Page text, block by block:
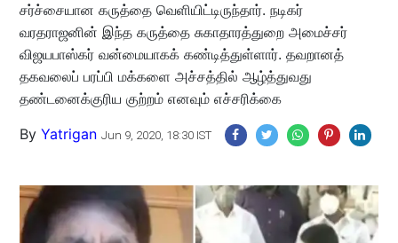
சர்ச்சையான கருத்தை வெளியிட்டிருந்தார். நடிகர்
வரதராஜனின் இந்த கருத்தை சுகாதாரத்துறை அமைச்சர்
விஜயபாஸ்கர் வன்மையாகக் கண்டித்துள்ளார். தவறானத்
தகவலைப் பரப்பி மக்களை அச்சத்தில் ஆழ்த்துவது
தண்டனைக்குரிய குற்றம் எனவும் எச்சரிக்கை
By Yatrigan Jun 9, 2020, 18:30 IST